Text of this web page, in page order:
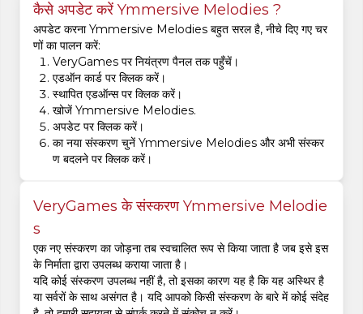
कैसे अपडेट करें Ymmersive Melodies ?
अपडेट करना Ymmersive Melodies बहुत सरल है, नीचे दिए गए चर
णों का पालन करें:
VeryGames पर नियंत्रण पैनल तक पहुँचें।
एडऑन कार्ड पर क्लिक करें।
स्थापित एडऑन्स पर क्लिक करें।
खोजें Ymmersive Melodies.
अपडेट पर क्लिक करें।
का नया संस्करण चुनें Ymmersive Melodies और अभी संस्कर
ण बदलने पर क्लिक करें।
VeryGames के संस्करण Ymmersive Melodie
s
एक नए संस्करण का जोड़ना तब स्वचालित रूप से किया जाता है जब इसे इस
के निर्माता द्वारा उपलब्ध कराया जाता है।
यदि कोई संस्करण उपलब्ध नहीं है, तो इसका कारण यह है कि यह अस्थिर है
या सर्वरों के साथ असंगत है। यदि आपको किसी संस्करण के बारे में कोई संदेह